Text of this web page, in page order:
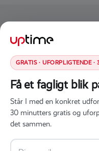
Klar til at
Book et
udfordring. Vi
og den rette tilgang
Book et møde
GRATIS · UFORPLIGTENDE ·
Få et fagligt blik
Står I med en konkret
30 minutters gratis og
det sammen.